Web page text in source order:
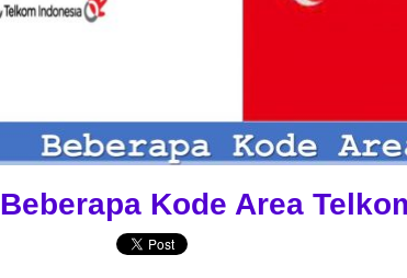
Beberapa Kode Area